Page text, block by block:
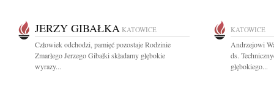
JERZY GIBAŁKA KATOWICE
Człowiek odchodzi, pamięć pozostaje Rodzinie
Zmarłego Jerzego Gibałki składamy głębokie
wyrazy...
KATOWICE
Andrzejowi
ds.
głębokiego...